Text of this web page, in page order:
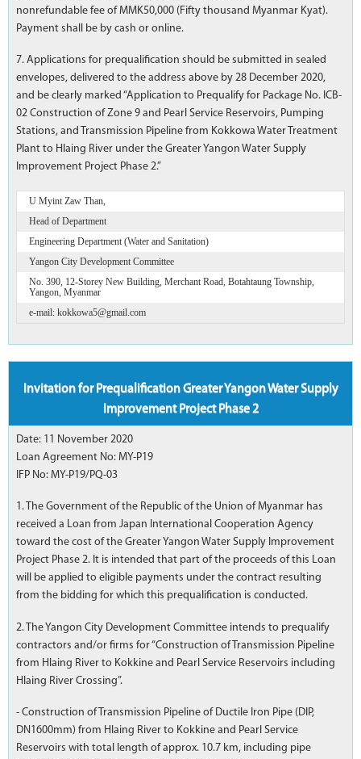
nonrefundable fee of MMK50,000 (Fifty thousand Myanmar Kyat).
Payment shall be by cash or online.
7. Applications for prequalification should be submitted in sealed
envelopes, delivered to the address above by 28 December 2020,
and be clearly marked “Application to Prequalify for Package No. ICB-
02 Construction of Zone 9 and Pearl Service Reservoirs, Pumping
Stations, and Transmission Pipeline from Kokkowa Water Treatment
Plant to Hlaing River under the Greater Yangon Water Supply
Improvement Project Phase 2.”
U Myint Zaw Than,
Head of Department
Engineering Department (Water and Sanitation)
Yangon City Development Committee
No. 390, 12-Storey New Building, Merchant Road, Botahtaung Township,
Yangon, Myanmar
e-mail: kokkowa5@gmail.com
Invitation for Prequalification Greater Yangon Water Supply
Improvement Project Phase 2
Date: 11 November 2020
Loan Agreement No: MY-P19
IFP No: MY-P19/PQ-03
1. The Government of the Republic of the Union of Myanmar has
received a Loan from Japan International Cooperation Agency
toward the cost of the Greater Yangon Water Supply Improvement
Project Phase 2. It is intended that part of the proceeds of this Loan
will be applied to eligible payments under the contract resulting
from the bidding for which this prequalification is conducted.
2. The Yangon City Development Committee intends to prequalify
contractors and/or firms for “Construction of Transmission Pipeline
from Hlaing River to Kokkine and Pearl Service Reservoirs including
Hlaing River Crossing”.
- Construction of Transmission Pipeline of Ductile Iron Pipe (DIP,
DN1600mm) from Hlaing River to Kokkine and Pearl Service
Reservoirs with total length of approx. 10.7 km, including pipe